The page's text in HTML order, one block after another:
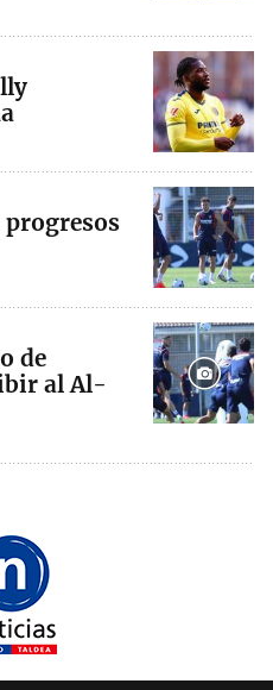
progresos
de
al Al-